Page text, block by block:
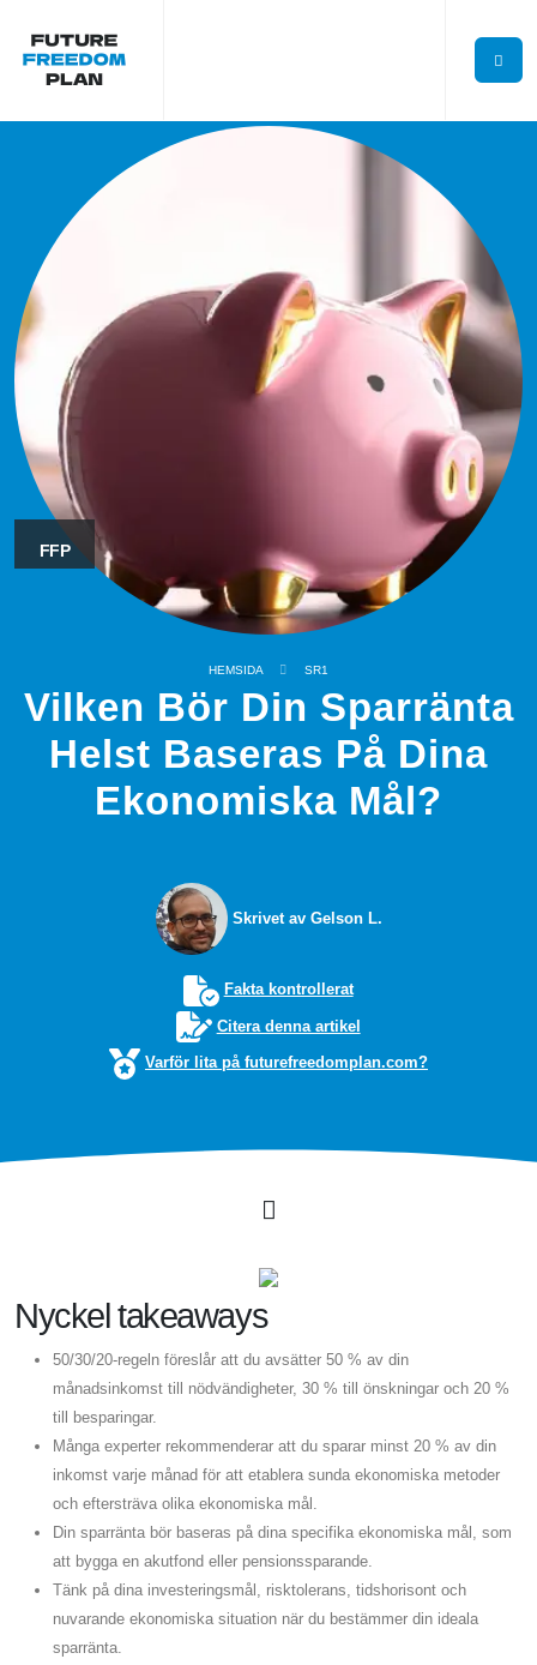
FFP
HEMSIDA SR1
Vilken Bör Din Sparränta
Helst Baseras På Dina
Ekonomiska Mål?
Skrivet av Gelson L.
Fakta kontrollerat
Citera denna artikel
Varför lita på futurefreedomplan.com?
Nyckel takeaways
50/30/20-regeln föreslår att du avsätter 50 % av din
månadsinkomst till nödvändigheter, 30 % till önskningar och 20 %
till besparingar.
Många experter rekommenderar att du sparar minst 20 % av din
inkomst varje månad för att etablera sunda ekonomiska metoder
och eftersträva olika ekonomiska mål.
Din sparränta bör baseras på dina specifika ekonomiska mål, som
att bygga en akutfond eller pensionssparande.
Tänk på dina investeringsmål, risktolerans, tidshorisont och
nuvarande ekonomiska situation när du bestämmer din ideala
sparränta.